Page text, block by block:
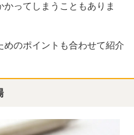
ってしまうこともありま
めのポイントも合わせて紹介